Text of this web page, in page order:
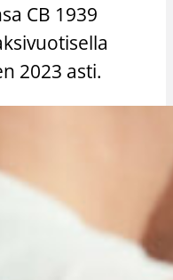
CB 1939
2023 asti.